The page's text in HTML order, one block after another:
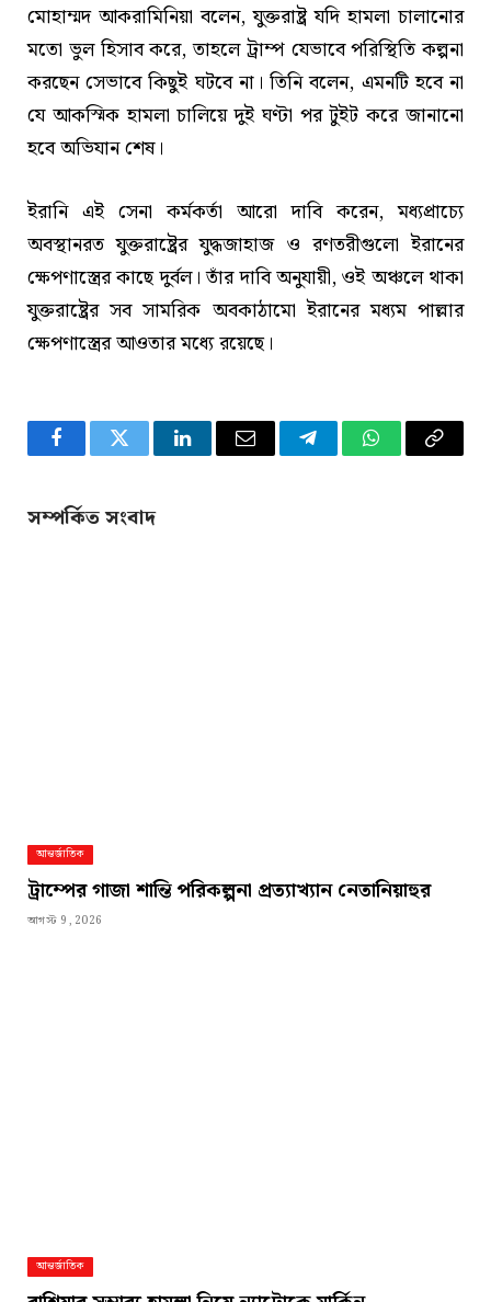
মোহাম্মদ আকরামিনিয়া বলেন, যুক্তরাষ্ট্র যদি হামলা চালানোর
মতো ভুল হিসাব করে, তাহলে ট্রাম্প যেভাবে পরিস্থিতি কল্পনা
করছেন সেভাবে কিছুই ঘটবে না। তিনি বলেন, এমনটি হবে না
যে আকস্মিক হামলা চালিয়ে দুই ঘণ্টা পর টুইট করে জানানো
হবে অভিযান শেষ।
ইরানি এই সেনা কর্মকর্তা আরো দাবি করেন, মধ্যপ্রাচ্যে
অবস্থানরত যুক্তরাষ্ট্রের যুদ্ধজাহাজ ও রণতরীগুলো ইরানের
ক্ষেপণাস্ত্রের কাছে দুর্বল। তাঁর দাবি অনুযায়ী, ওই অঞ্চলে থাকা
যুক্তরাষ্ট্রের সব সামরিক অবকাঠামো ইরানের মধ্যম পাল্লার
ক্ষেপণাস্ত্রের আওতার মধ্যে রয়েছে।
FacebookTwitter LinkedInEmail TelegramWhatsApp
Copy
সম্পর্কিত সংবাদ
আন্তর্জাতিক
ট্রাম্পের গাজা শান্তি পরিকল্পনা প্রত্যাখ্যান নেতানিয়াহুর
আগস্ট 9, 2026
আন্তর্জাতিক